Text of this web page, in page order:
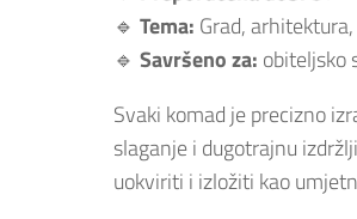
🔹 Tema: Grad,
🔹 Savršeno za: obiteljsko
Svaki komad je precizno
slaganje i dugotrajnu
uokviriti i izložiti kao